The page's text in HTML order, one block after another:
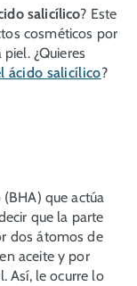
salicílico? Este
cosméticos por
¿Quieres
ácido salicílico?
que actúa
que la parte
dos átomos de
aceite y por
Así, le ocurre lo